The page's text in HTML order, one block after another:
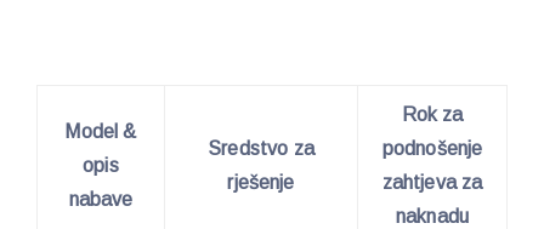
Model &
opis
nabave
Sredstvo za
rješenje
Rok za
podnošenje
zahtjeva za
naknadu